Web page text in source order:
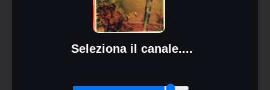
Seleziona il canale....